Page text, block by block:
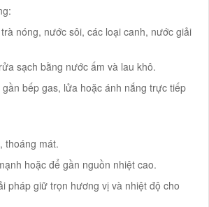
nóng, nước sôi, các loại canh, nước giải
sạch bằng nước ấm và lau khô.
bếp gas, lửa hoặc ánh nắng trực tiếp
thoáng mát.
hoặc để gần nguồn nhiệt cao.
pháp giữ trọn hương vị và nhiệt độ cho